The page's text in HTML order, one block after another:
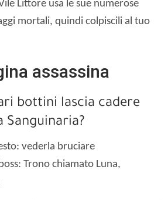
Littore usa le sue numerose
mortali, quindi colpiscili al tuo
assassina
bottini lascia cadere
Sanguinaria?
vederla bruciare
Trono chiamato Luna,